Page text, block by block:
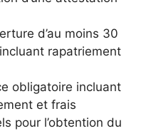
d’au moins 30
rapatriement
obligatoire incluant
et frais
pour l’obtention du